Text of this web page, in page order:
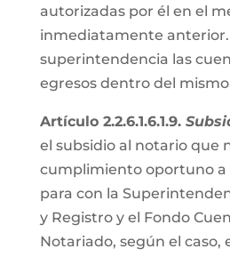
autorizadas por él en el
inmediatamente anterior.
superintendencia las
egresos dentro del
Artículo 2.2.6.1.6.1.9.
el subsidio al notario que
cumplimiento oportuno a
para con la
y Registro y el Fondo
Notariado, según el caso,